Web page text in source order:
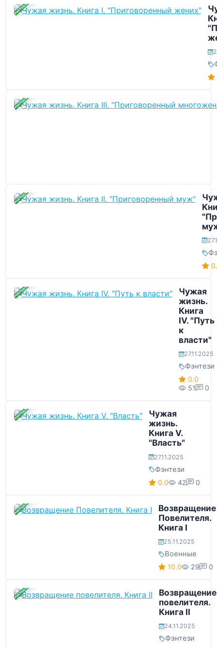
ЗАВЕРШЕНА
ЗАВЕРШЕНА
ЗАВЕРШЕНА
ЗАВЕРШЕНА
Чужая
жизнь.
Книга
IV. "Путь
к
власти"
27.11.2025
Фэнтези
0.0
51
0
ЗАВЕРШЕНА
Чужая
жизнь.
Книга V.
"Власть"
27.11.2025
Фэнтези
0.0 42 0
ЗАВЕРШЕНА
Возвращение
Повелителя.
Книга I
25.11.2025
Военные
10.0 29 0
ЗАВЕРШЕНА
Возвращение
повелителя.
Книга II
24.11.2025
Фэнтези